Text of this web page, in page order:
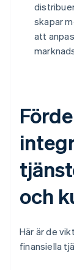
skapar
att
och
Här är de
finansiella